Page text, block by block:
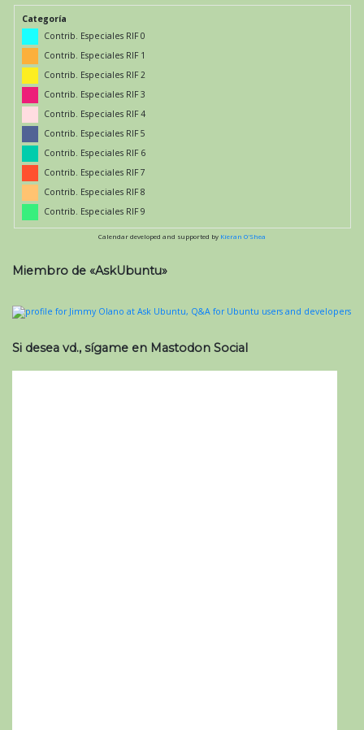
Categoría
Contrib. Especiales RIF 0
Contrib. Especiales RIF 1
Contrib. Especiales RIF 2
Contrib. Especiales RIF 3
Contrib. Especiales RIF 4
Contrib. Especiales RIF 5
Contrib. Especiales RIF 6
Contrib. Especiales RIF 7
Contrib. Especiales RIF 8
Contrib. Especiales RIF 9
Calendar developed and supported by Kieran O'Shea
Miembro de «AskUbuntu»
Si desea vd., sígame en Mastodon Social